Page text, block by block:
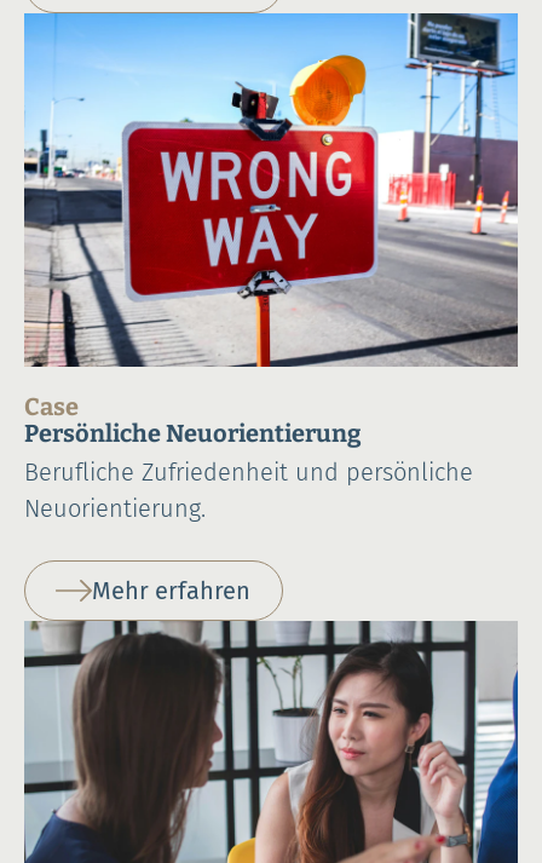
Case
Persönliche Neuorientierung
Berufliche Zufriedenheit und persönliche
Neuorientierung.
Mehr erfahren